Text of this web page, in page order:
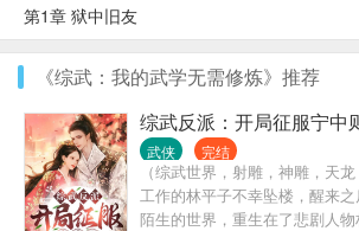
第1章 狱中旧友
《综武：我的武学无需修炼》推荐
综武反派：开局征服宁中
武侠 完结
（综武世界，射雕，神雕，天
工作的林平子不幸坠楼，醒来
陌生的世界，重生在了悲剧人